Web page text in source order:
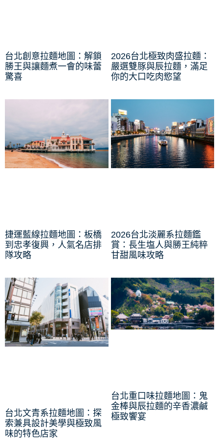
台北創意拉麵地圖：解鎖
勝王與讓麵煮一會的味蕾
驚喜
2026台北極致肉盛拉麵：
嚴選雙豚與辰拉麵，滿足
你的大口吃肉慾望
捷運藍線拉麵地圖：板橋
到忠孝復興，人氣名店排
隊攻略
2026台北淡麗系拉麵鑑
賞：長生塩人與勝王純粹
甘甜風味攻略
台北文青系拉麵地圖：探
索兼具設計美學與極致風
味的特色店家
台北重口味拉麵地圖：鬼
金棒與辰拉麵的辛香濃鹹
極致饗宴